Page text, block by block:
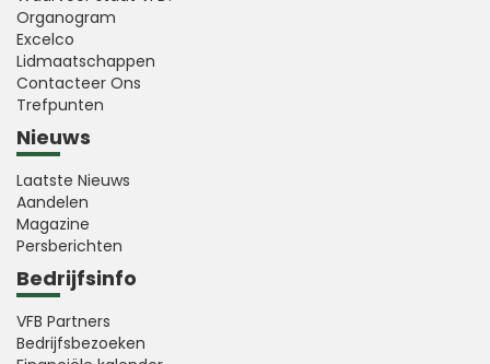
Organogram
Excelco
Lidmaatschappen
Contacteer Ons
Trefpunten
Nieuws
Laatste Nieuws
Aandelen
Magazine
Persberichten
Bedrijfsinfo
VFB Partners
Bedrijfsbezoeken